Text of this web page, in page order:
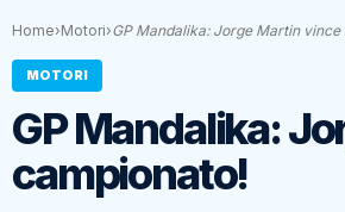
Home›Motori›GP Mandalika: Jorge Martin
MOTORI
GP Mandalika:
campionato!